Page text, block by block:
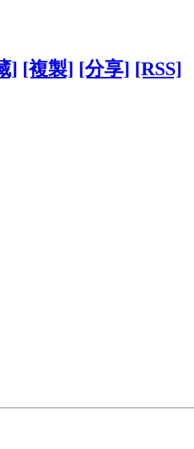
] [複製] [分享] [RSS]